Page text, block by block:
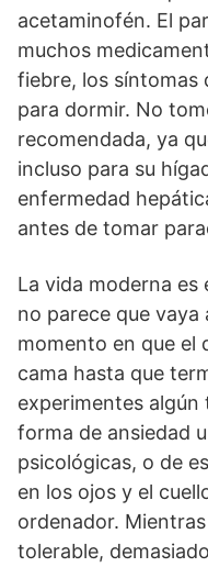
acetaminofén. El
muchos
fiebre, los síntomas
para dormir. No
recomendada, ya
incluso para su
enfermedad
antes de tomar
La vida moderna es
no parece que vaya
momento en que el
cama hasta que
experimentes algún
forma de ansiedad
psicológicas, o de
en los ojos y el
ordenador.
tolerable,